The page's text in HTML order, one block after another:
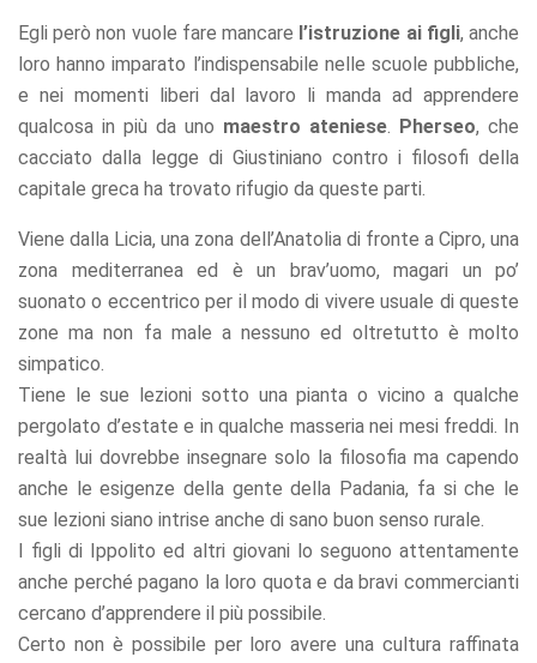
Egli però non vuole fare mancare l’istruzione ai figli, anche
loro hanno imparato l’indispensabile nelle scuole pubbliche,
e nei momenti liberi dal lavoro li manda ad apprendere
qualcosa in più da uno maestro ateniese. Pherseo, che
cacciato dalla legge di Giustiniano contro i filosofi della
capitale greca ha trovato rifugio da queste parti.
Viene dalla Licia, una zona dell’Anatolia di fronte a Cipro, una
zona mediterranea ed è un brav’uomo, magari un po’
suonato o eccentrico per il modo di vivere usuale di queste
zone ma non fa male a nessuno ed oltretutto è molto
simpatico.
Tiene le sue lezioni sotto una pianta o vicino a qualche
pergolato d’estate e in qualche masseria nei mesi freddi. In
realtà lui dovrebbe insegnare solo la filosofia ma capendo
anche le esigenze della gente della Padania, fa si che le
sue lezioni siano intrise anche di sano buon senso rurale.
I figli di Ippolito ed altri giovani lo seguono attentamente
anche perché pagano la loro quota e da bravi commercianti
cercano d’apprendere il più possibile.
Certo non è possibile per loro avere una cultura raffinata